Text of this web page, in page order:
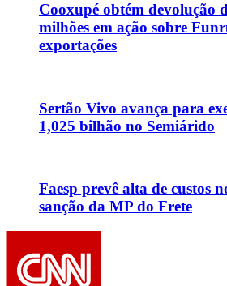
Cooxupé obtém devolução
milhões em ação sobre
exportações
Sertão Vivo avança para
1,025 bilhão no Semiárido
Faesp prevê alta de custos
sanção da MP do Frete